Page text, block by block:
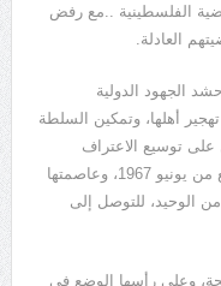
الفلسطينية ..مع رفض
العادلة.
الجهود الدولية
أهلها، وتمكين السلطة
على توسيع الاعتراف
الدولى بالدولة الفلسطينية، على حدود الرابع من يونيو 1967، وعاصمتها
الوحيد، للتوصل إلى
وعلى رأسها الوضع فى